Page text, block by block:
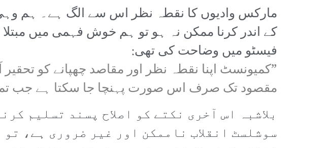
مارکس وادیوں کا نقطہ نظر اس سے الگ ہے۔ ہم
کے اندر کرنا ممکن نہ ہو تو ہم خوش فہمی میں
فیسٹو میں وضاحت کی تھی:
”کمیونسٹ اپنا نقطہ نظر اور مقاصد چھپانے کو
مقصود تک صرف اس صورت پہنچا جا سکتا ہے جب
بلاشبہ اس آخری نکتے کو اصلاح پسند تسلیم
سوشلسٹ انقلاب ناممکن اور غیر ضروری ہے،